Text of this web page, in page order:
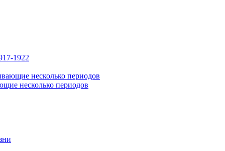
1922
несколько периодов
несколько периодов